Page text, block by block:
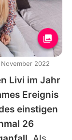
Livi im Jahr
Ereignis
einstigen
26
2022